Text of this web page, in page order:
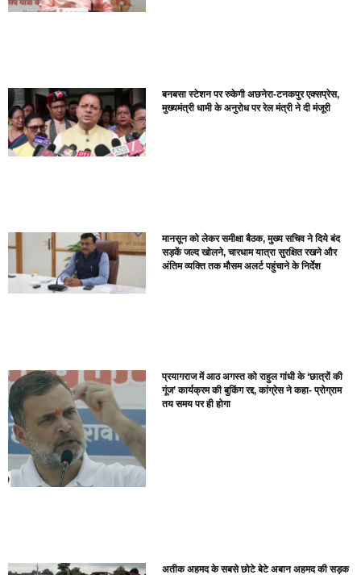
बनबसा स्टेशन पर रुकेगी अछनेरा-टनकपुर एक्सप्रेस,
मुख्यमंत्री धामी के अनुरोध पर रेल मंत्री ने दी मंजूरी
मानसून को लेकर समीक्षा बैठक, मुख्य सचिव ने दिये बंद
सड़कें जल्द खोलने, चारधाम यात्रा सुरक्षित रखने और
अंतिम व्यक्ति तक मौसम अलर्ट पहुंचाने के निर्देश
प्रयागराज में आठ अगस्त को राहुल गांधी के ‘छात्रों की
गूंज’ कार्यक्रम की बुकिंग रद्द, कांग्रेस ने कहा- प्रोग्राम
तय समय पर ही होगा
अतीक अहमद के सबसे छोटे बेटे अबान अहमद की सड़क